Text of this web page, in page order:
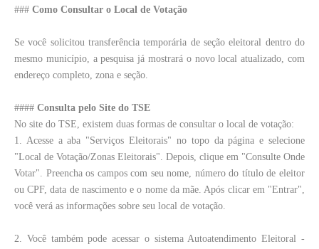
### Como Consultar o Local de Votação
Se você solicitou transferência temporária de seção eleitoral dentro do
mesmo município, a pesquisa já mostrará o novo local atualizado, com
endereço completo, zona e seção.
#### Consulta pelo Site do TSE
No site do TSE, existem duas formas de consultar o local de votação:
1. Acesse a aba "Serviços Eleitorais" no topo da página e selecione
"Local de Votação/Zonas Eleitorais". Depois, clique em "Consulte Onde
Votar". Preencha os campos com seu nome, número do título de eleitor
ou CPF, data de nascimento e o nome da mãe. Após clicar em "Entrar",
você verá as informações sobre seu local de votação.
2. Você também pode acessar o sistema Autoatendimento Eleitoral -